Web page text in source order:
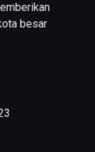
besar